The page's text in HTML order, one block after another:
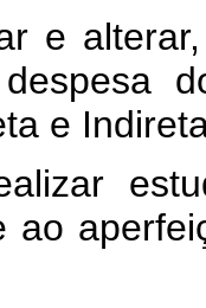
e
ao